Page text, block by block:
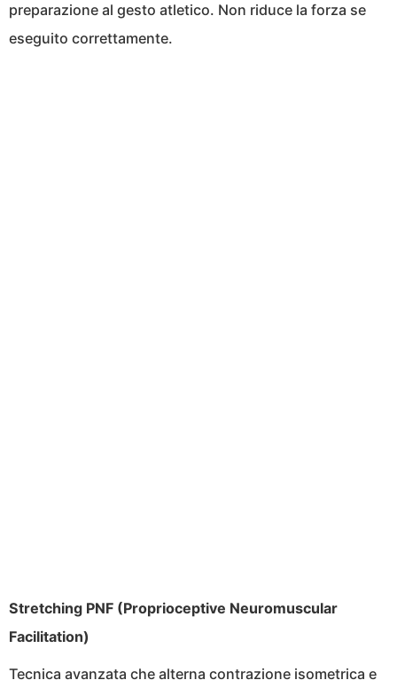
preparazione al gesto atletico. Non riduce la forza se
eseguito correttamente.
Stretching PNF (Proprioceptive Neuromuscular
Facilitation)
Tecnica avanzata che alterna contrazione isometrica e